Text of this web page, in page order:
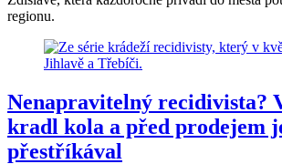
regionu.
Nenapravitelný recidivista?
kradl kola a před prodejem
přestříkával